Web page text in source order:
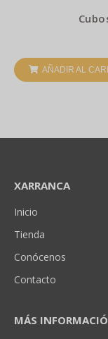
AÑADIR AL
XARRANCA
Inicio
Tienda
Conócenos
Contacto
MÁS